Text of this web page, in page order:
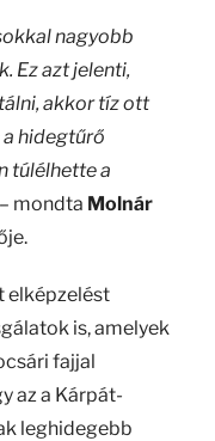
nagyobb
Ez azt jelenti,
akkor tíz ott
hidegtűrő
túlélhette a
– mondta Molnár
elképzelést
is, amelyek
fajjal
az a Kárpát-
leghidegebb